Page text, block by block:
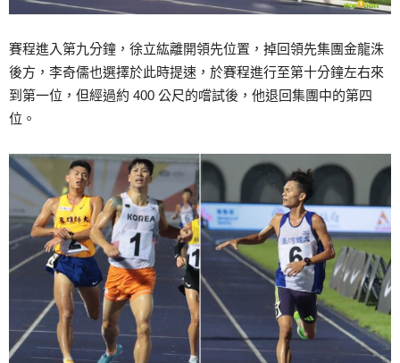
賽程進入第九分鐘，徐立紘離開領先位置，掉回領先集團金龍洙
後方，李奇儒也選擇於此時提速，於賽程進行至第十分鐘左右來
到第一位，但經過約 400 公尺的嚐試後，他退回集團中的第四
位。